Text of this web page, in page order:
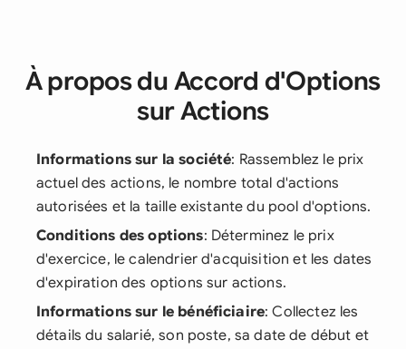
À propos du Accord d'Options
sur Actions
Informations sur la société: Rassemblez le prix
actuel des actions, le nombre total d'actions
autorisées et la taille existante du pool d'options.
Conditions des options: Déterminez le prix
d'exercice, le calendrier d'acquisition et les dates
d'expiration des options sur actions.
Informations sur le bénéficiaire: Collectez les
détails du salarié, son poste, sa date de début et